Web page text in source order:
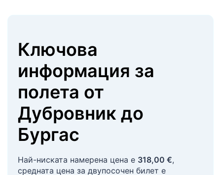
Ключова
информация за
полета от
Дубровник до
Бургас
Най-ниската намерена цена е 318,00 €,
средната цена за двупосочен билет е